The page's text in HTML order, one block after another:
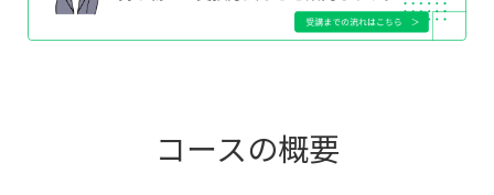
コースの概要